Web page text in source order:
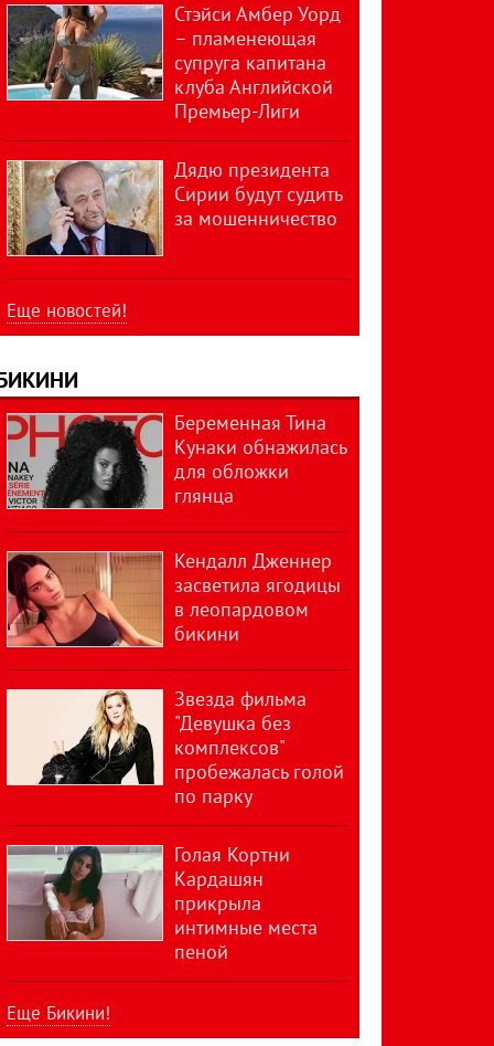
Стэйси Амбер Уорд
– пламенеющая
супруга капитана
клуба Английской
Премьер-Лиги
Дядю президента
Сирии будут судить
за мошенничество
Еще новостей!
Беременная Тина
Кунаки обнажилась
для обложки
глянца
Кендалл Дженнер
засветила ягодицы
в леопардовом
бикини
Звезда фильма
"Девушка без
комплексов"
пробежалась голой
по парку
Голая Кортни
Кардашян
прикрыла
интимные места
пеной
Еще Бикини!